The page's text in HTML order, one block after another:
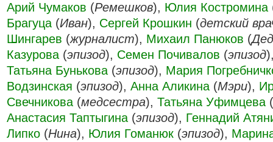
Арий Чумаков (Ремешков), Юлия Костромина
Брагуца (Иван), Сергей Крошкин (детский
Шингарев (журналист), Михаил Панюков (
Казурова (эпизод), Семен Почивалов (эпизод
Татьяна Бунькова (эпизод), Мария
Водзинская (эпизод), Анна Аликина (Мэри),
Свечникова (медсестра), Татьяна Уфимцева (
Анастасия Таптыгина (эпизод), Геннадий
Липко (Нина), Юлия Гоманюк (эпизод),